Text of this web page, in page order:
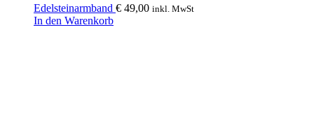
Edelsteinarmband € 49,00 inkl. MwSt
In den Warenkorb